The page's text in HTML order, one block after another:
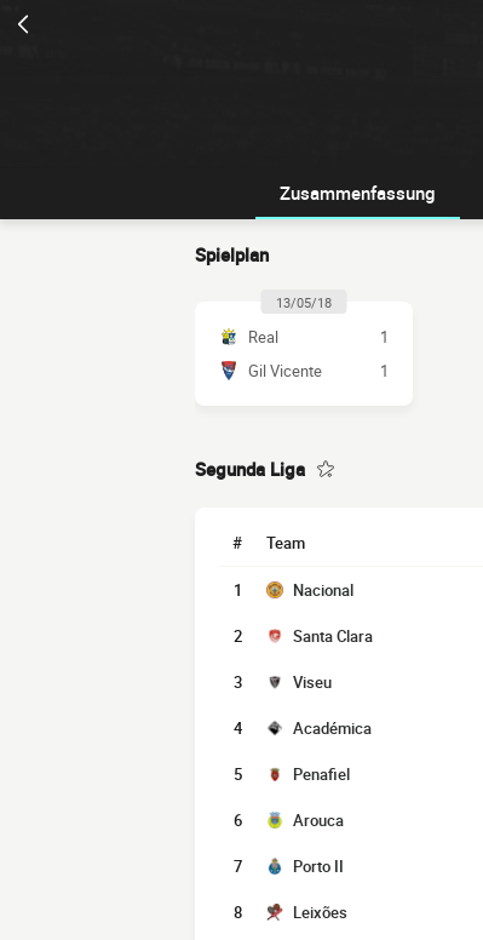
Zusammenfassung
Spielplan
13/05/18
Real
1
Gil Vicente
1
Segunda Liga
# Team
1 Nacional
2 Santa Clara
3 Viseu
4 Académica
5 Penafiel
6 Arouca
7 Porto II
8 Leixões